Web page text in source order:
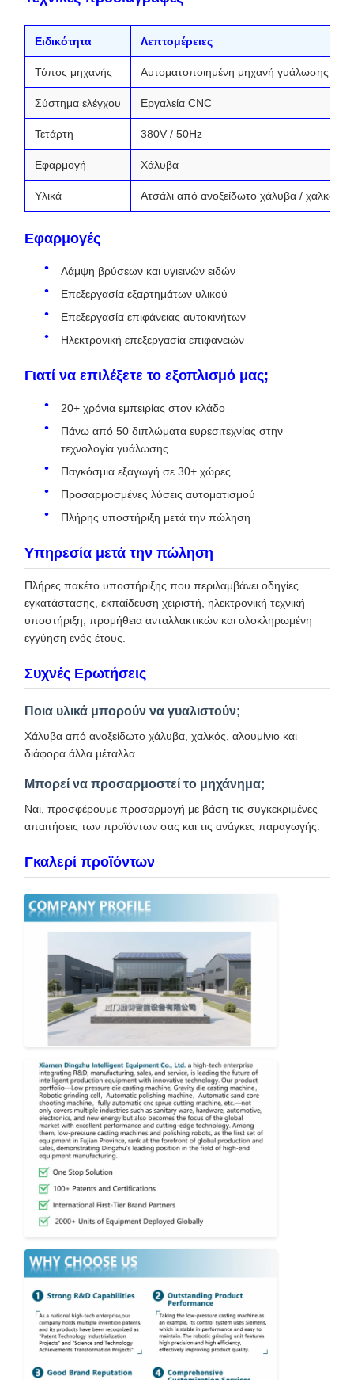
Ειδικότητα Λεπτομέρειες
Τύπος μηχανής Αυτοματοποιημένη μηχανή γυάλωσης
Σύστημα ελέγχου Εργαλεία CNC
Τετάρτη 380V / 50Hz
Εφαρμογή Χάλυβα
Υλικά Ατσάλι από ανοξείδωτο χάλυβα / χαλκός /
Εφαρμογές
Λάμψη βρύσεων και υγιεινών ειδών
Επεξεργασία εξαρτημάτων υλικού
Επεξεργασία επιφάνειας αυτοκινήτων
Ηλεκτρονική επεξεργασία επιφανειών
Γιατί να επιλέξετε το εξοπλισμό μας;
20+ χρόνια εμπειρίας στον κλάδο
Πάνω από 50 διπλώματα ευρεσιτεχνίας στην
τεχνολογία γυάλωσης
Παγκόσμια εξαγωγή σε 30+ χώρες
Προσαρμοσμένες λύσεις αυτοματισμού
Πλήρης υποστήριξη μετά την πώληση
Υπηρεσία μετά την πώληση
Πλήρες πακέτο υποστήριξης που περιλαμβάνει οδηγίες
εγκατάστασης, εκπαίδευση χειριστή, ηλεκτρονική τεχνική
υποστήριξη, προμήθεια ανταλλακτικών και ολοκληρωμένη
εγγύηση ενός έτους.
Συχνές Ερωτήσεις
Ποια υλικά μπορούν να γυαλιστούν;
Χάλυβα από ανοξείδωτο χάλυβα, χαλκός, αλουμίνιο και
διάφορα άλλα μέταλλα.
Μπορεί να προσαρμοστεί το μηχάνημα;
Ναι, προσφέρουμε προσαρμογή με βάση τις συγκεκριμένες
απαιτήσεις των προϊόντων σας και τις ανάγκες παραγωγής.
Γκαλερί προϊόντων